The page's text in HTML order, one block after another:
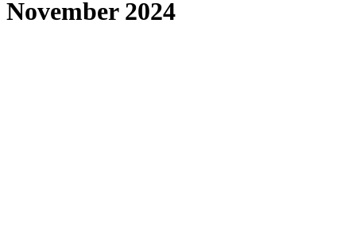
November 2024